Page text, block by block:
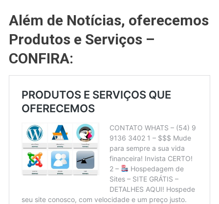
Além de Notícias, oferecemos
Produtos e Serviços –
CONFIRA: